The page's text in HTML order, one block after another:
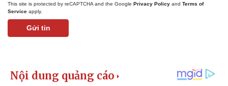
This site is protected by reCAPTCHA and the Google Privacy Policy and Terms of
Service apply.
Gửi tin